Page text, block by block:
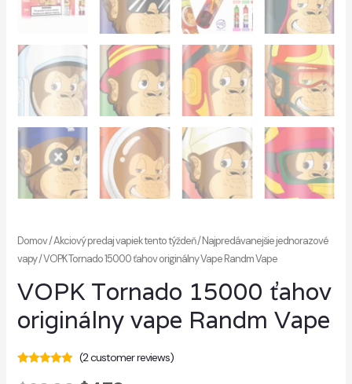
Domov/Akciový predaj vapiek tento týždeň/Najpredávanejšie jednorazové
vapy/ VOPK Tornado 15000 ťahov originálny Vape Randm Vape
VOPK Tornado 15000 ťahov
originálny vape Randm Vape
(2customer reviews)